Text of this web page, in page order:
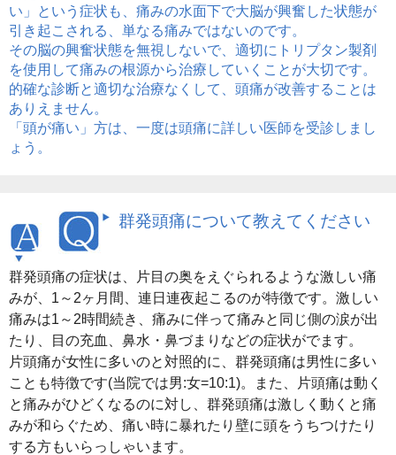
い」という症状も、痛みの水面下で大脳が興奮した状態が
引き起こされる、単なる痛みではないのです。
その脳の興奮状態を無視しないで、適切にトリプタン製剤
を使用して痛みの根源から治療していくことが大切です。
的確な診断と適切な治療なくして、頭痛が改善することは
ありえません。
「頭が痛い」方は、一度は頭痛に詳しい医師を受診しまし
ょう。
群発頭痛について教えてください
群発頭痛の症状は、片目の奥をえぐられるような激しい痛
みが、1～2ヶ月間、連日連夜起こるのが特徴です。激しい
痛みは1～2時間続き、痛みに伴って痛みと同じ側の涙が出
たり、目の充血、鼻水・鼻づまりなどの症状がでます。
片頭痛が女性に多いのと対照的に、群発頭痛は男性に多い
ことも特徴です(当院では男:女=10:1)。また、片頭痛は動く
と痛みがひどくなるのに対し、群発頭痛は激しく動くと痛
みが和らぐため、痛い時に暴れたり壁に頭をうちつけたり
する方もいらっしゃいます。